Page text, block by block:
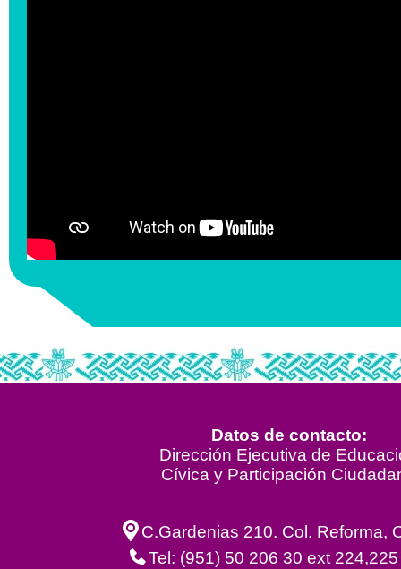
Datos de contacto:
Dirección Ejecutiva de
Cívica y Participación
C.Gardenias 210. Col. Reforma,
Tel: (951) 50 206 30 ext